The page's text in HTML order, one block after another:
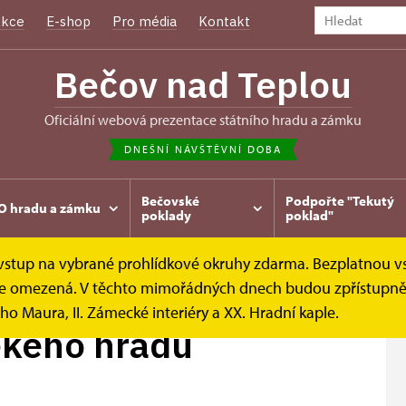
E-shop Pro média Kontakt
Bečov nad Teplou
oficiální webová prezentace státního hradu a zámku
DNEŠNÍ NÁVŠTĚVNÍ DOBA
hradu a zámku
Bečovské
poklady
Podpořte "Tekutý
poklad"
na vybrané prohlídkové okruhy zdarma. Bezplatnou
V těchto mimořádných dnech budou
Maura, II. Zámecké interiéry a XX. Hradní kaple.
hradu
hradu